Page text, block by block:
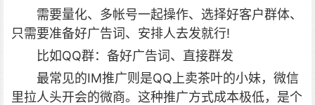
需要量化、多帐号一起操作、选择好客户群体、
只需要准备好广告词、安排人去发就行!
比如QQ群：备好广告词、直接群发
最常见的IM推广则是QQ上卖茶叶的小妹，微信
里拉人头开会的微商。这种推广方式成本极低，是个